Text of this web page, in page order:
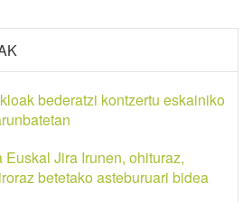
bederatzi kontzertu eskainiko
Euskal Jira Irunen, ohituraz,
betetako asteburuari bidea